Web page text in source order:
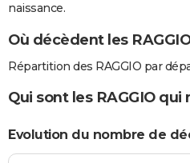
naissance.
Où décèdent les
Répartition des RAGGIO par
Qui sont les RAGGIO
Evolution du nombre de